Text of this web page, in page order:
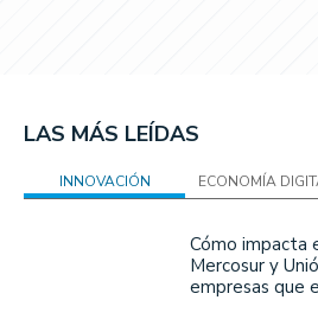
LAS MÁS LEÍDAS
INNOVACIÓN ECONOMÍA
Cómo impacta
Mercosur y
empresas que